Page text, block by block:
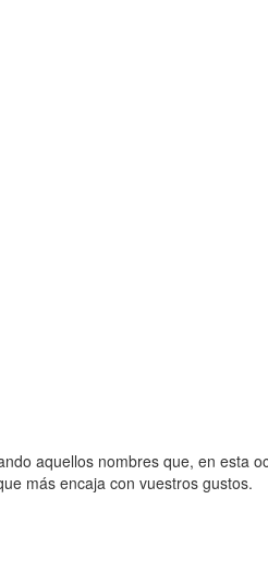
aquellos nombres que, en esta
más encaja con vuestros gustos.